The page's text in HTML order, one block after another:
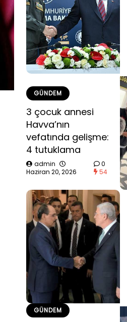
GÜNDEM
3 çocuk annesi
Havva’nın
vefatında gelişme:
4 tutuklama
admin
Haziran 20, 2026
0
54
GÜNDEM